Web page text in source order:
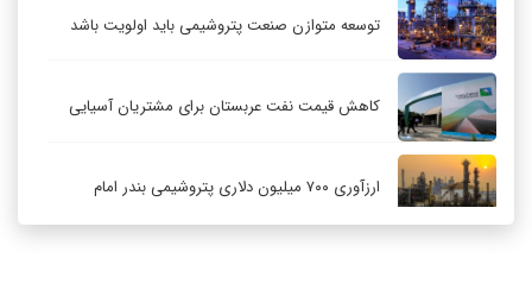
توسعه متوازن صنعت پتروشیمی باید اولویت باشد
کاهش قیمت نفت عربستان برای مشتریان آسیایی
ارزآوری ۷۰۰ میلیون دلاری پتروشیمی بندر امام